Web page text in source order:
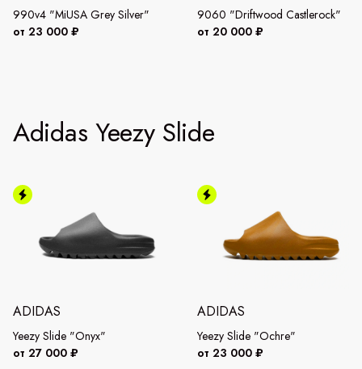
990v4 "MiUSA Grey Silver"
от 23 000 ₽
9060 "Driftwood Castlerock"
от 20 000 ₽
Adidas Yeezy Slide
ADIDAS
Yeezy Slide "Onyx"
от 27 000 ₽
ADIDAS
Yeezy Slide "Ochre"
от 23 000 ₽